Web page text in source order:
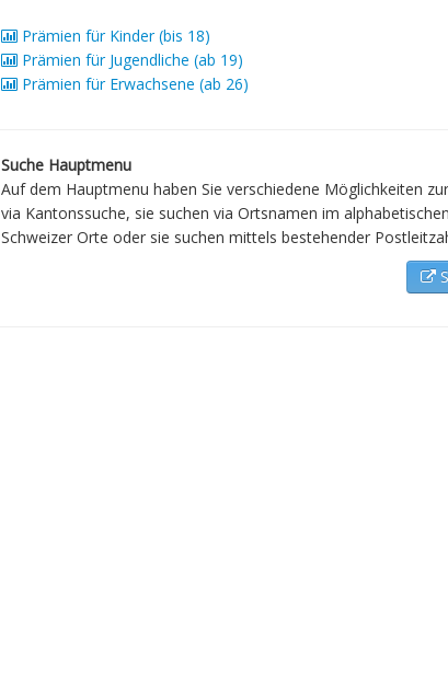
Prämien für Kinder (bis 18)
Prämien für Jugendliche (ab 19)
Prämien für Erwachsene (ab 26)
Suche Hauptmenu
Auf dem Hauptmenu haben Sie verschiedene Möglichkeiten
via Kantonssuche, sie suchen via Ortsnamen im
Schweizer Orte oder sie suchen mittels bestehender